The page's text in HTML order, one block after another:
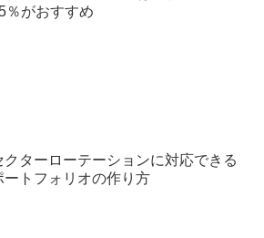
％がおすすめ
クターローテーションに対応できる
ートフォリオの作り方